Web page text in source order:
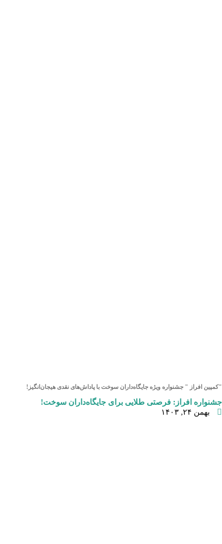
"کمپین افراز " جشنواره ویژه جایگاه‌داران سوخت با پاداش‌های نقدی هیجان‌انگیز!
جشنواره افراز: فرصتی طلایی برای جایگاه‌داران سوخت!
بهمن ۲۴, ۱۴۰۳